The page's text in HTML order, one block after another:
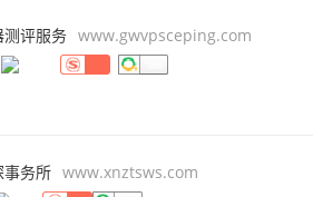
评服务 www.gwvpsceping.com
事务所 www.xnztsws.com